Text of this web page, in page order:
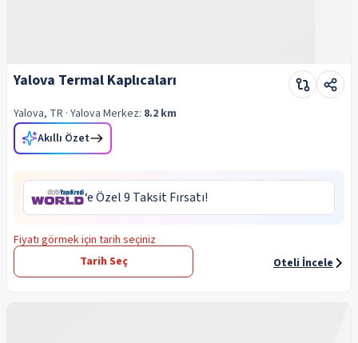
Yalova Termal Kaplıcaları
Yalova, TR · Yalova Merkez: 8.2 km
Akıllı Özet
‘e Özel 9 Taksit Fırsatı!
Fiyatı görmek için tarih seçiniz
Tarih Seç
Oteli İncele